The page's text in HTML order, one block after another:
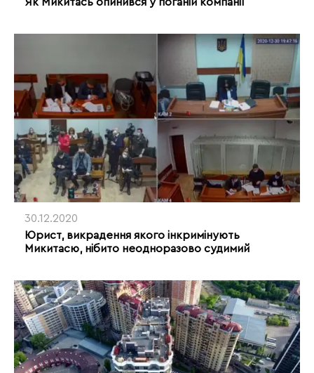
Як Микитась опинився у поганій компанії
30.12.2020
Юрист, викрадення якого інкримінують
Микитасю, нібито неодноразово судимий